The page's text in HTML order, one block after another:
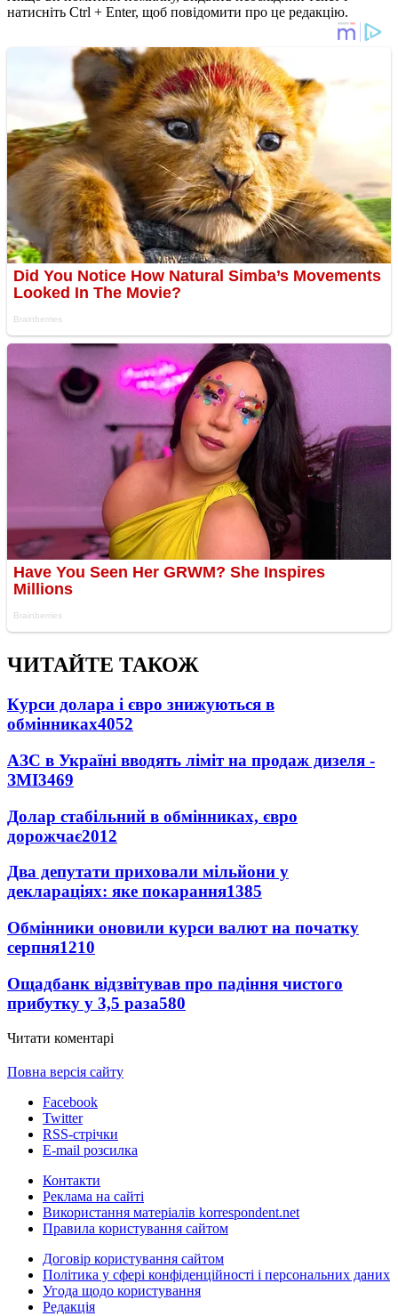
натисніть Ctrl + Enter, щоб повідомити про це редакцію.
ЧИТАЙТЕ ТАКОЖ
Курси долара і євро знижуються в
обмінниках4052
АЗС в Україні вводять ліміт на продаж дизеля -
ЗМІ3469
Долар стабільний в обмінниках, євро
дорожчає2012
Два депутати приховали мільйони у
деклараціях: яке покарання1385
Обмінники оновили курси валют на початку
серпня1210
Ощадбанк відзвітував про падіння чистого
прибутку у 3,5 раза580
Читати коментарі
Повна версія сайту
Facebook
Twitter
RSS-стрічки
E-mail розсилка
Контакти
Реклама на сайті
Використання матеріалів korrespondent.net
Правила користування сайтом
Договір користування сайтом
Політика у сфері конфіденційності і персональних даних
Угода щодо користування
Редакція